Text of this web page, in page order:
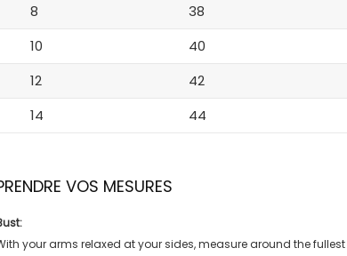
8
38
10
40
12
42
14 44
VOS MESURES
your arms relaxed at your sides, measure around the